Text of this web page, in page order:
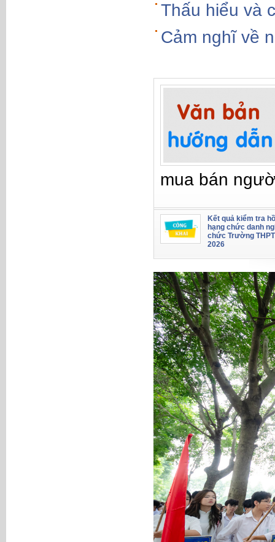
Thấu hiểu và
Cảm nghĩ về
mua bán
Kết quả kiểm tra
hạng chức danh
chức Trường
2026